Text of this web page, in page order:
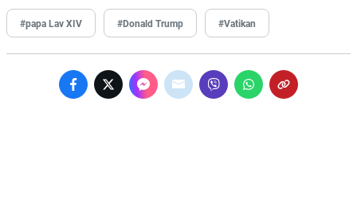
#papa Lav XIV #Donald Trump #Vatikan